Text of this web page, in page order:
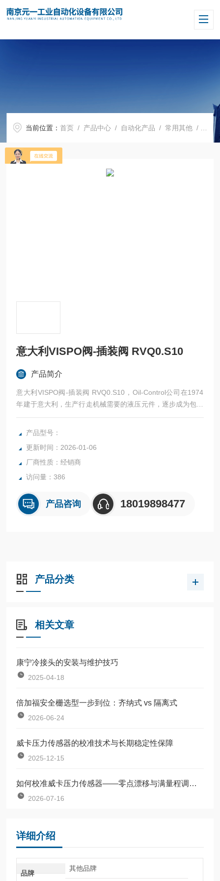
当前位置：首页 / 产品中心 / 自动化产品 /常用其他 / 意大利VISPO阀-插装阀 RVQ0.S10
意大利VISPO阀-插装阀 RVQ0.S10
产品简介
意大利VISPO阀-插装阀 RVQ0.S10，Oil-Control公司在1974
年建于意大利，生产行走机械需要的液压元件，逐步成为包括
美国Caterpillar公司在内的多家主机厂的供货商。以后形成公
司集团，由五个公司组成：Oil Control(多路阀，集成块)，EDI
及主产螺纹插装阀的Tarp 公司。
产品型号：
更新时间：2026-01-06
厂商性质：经销商
访问量：386
产品咨询 18019898477
产品分类
相关文章
康宁冷接头的安装与维护技巧
2025-04-18
倍加福安全栅选型一步到位：齐纳式 vs 隔离式
2026-06-24
威卡压力传感器的校准技术与长期稳定性保障
2025-12-15
如何校准威卡压力传感器——零点漂移与满量程调整教程
2026-07-16
详细介绍
品牌
其他品牌